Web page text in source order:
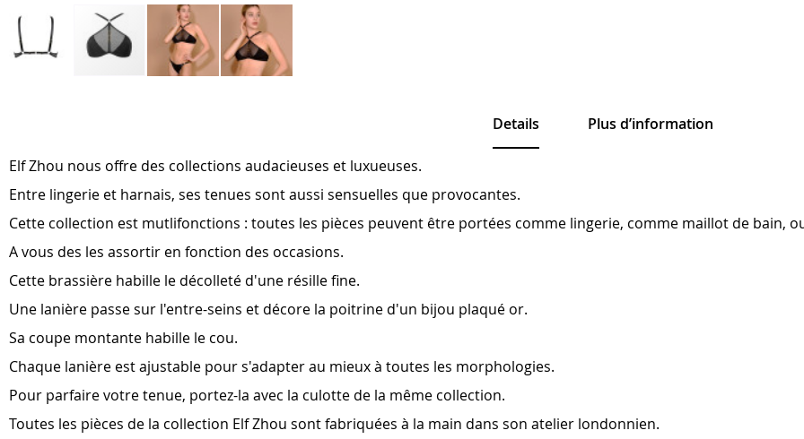
of
the
images
Details
Elf Zhou nous offre des collections audacieuses et luxueuses.
Entre lingerie et harnais, ses tenues sont aussi sensuelles que provocantes.
Cette collection est mutlifonctions : toutes les pièces peuvent être portées comme lingerie, comme maillot de bain,
A vous des les assortir en fonction des occasions.
Cette brassière habille le décolleté d'une résille fine.
Une lanière passe sur l'entre-seins et décore la poitrine d'un bijou plaqué or.
Sa coupe montante habille le cou.
Chaque lanière est ajustable pour s'adapter au mieux à toutes les morphologies.
Pour parfaire votre tenue, portez-la avec la culotte de la même collection.
Toutes les pièces de la collection Elf Zhou sont fabriquées à la main dans son atelier londonnien.
Plus d’information